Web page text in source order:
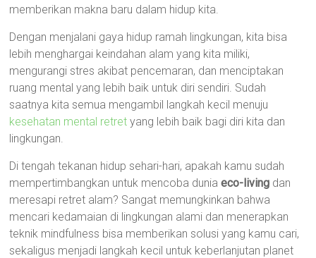
memberikan makna baru dalam hidup kita.
Dengan menjalani gaya hidup ramah lingkungan, kita bisa
lebih menghargai keindahan alam yang kita miliki,
mengurangi stres akibat pencemaran, dan menciptakan
ruang mental yang lebih baik untuk diri sendiri. Sudah
saatnya kita semua mengambil langkah kecil menuju
kesehatan mental retret yang lebih baik bagi diri kita dan
lingkungan.
Di tengah tekanan hidup sehari-hari, apakah kamu sudah
mempertimbangkan untuk mencoba duniaeco-living dan
meresapi retret alam? Sangat memungkinkan bahwa
mencari kedamaian di lingkungan alami dan menerapkan
teknik mindfulness bisa memberikan solusi yang kamu cari,
sekaligus menjadi langkah kecil untuk keberlanjutan planet